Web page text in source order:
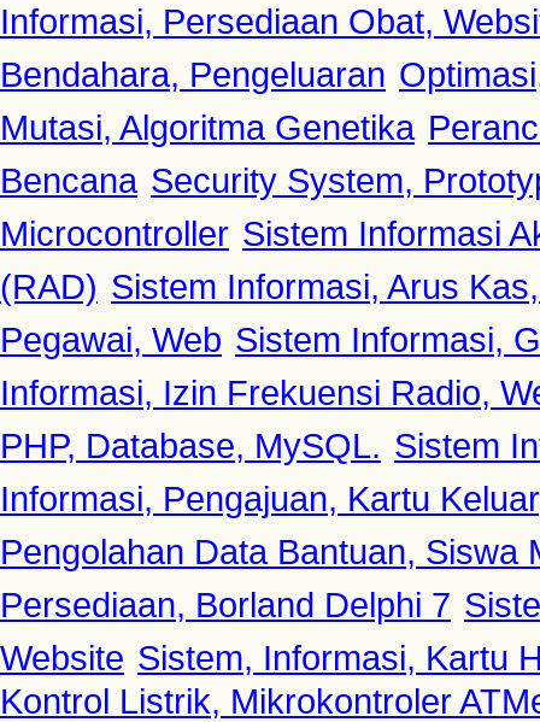
Informasi, Persediaan Obat,
Bendahara, Pengeluaran
Mutasi, Algoritma Genetika
Bencana Security System,
Microcontroller Sistem Informasi
(RAD) Sistem Informasi, Arus
Pegawai, Web Sistem Informasi,
Informasi, Izin Frekuensi Radio,
PHP, Database, MySQL. Sistem
Informasi, Pengajuan, Kartu
Pengolahan Data Bantuan, Siswa
Persediaan, Borland Delphi 7
Website Sistem, Informasi, Kartu
Kontrol Listrik, Mikrokontroler